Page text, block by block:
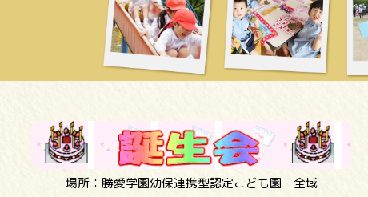
場所：勝愛学園幼保連携型認定こども園 全域